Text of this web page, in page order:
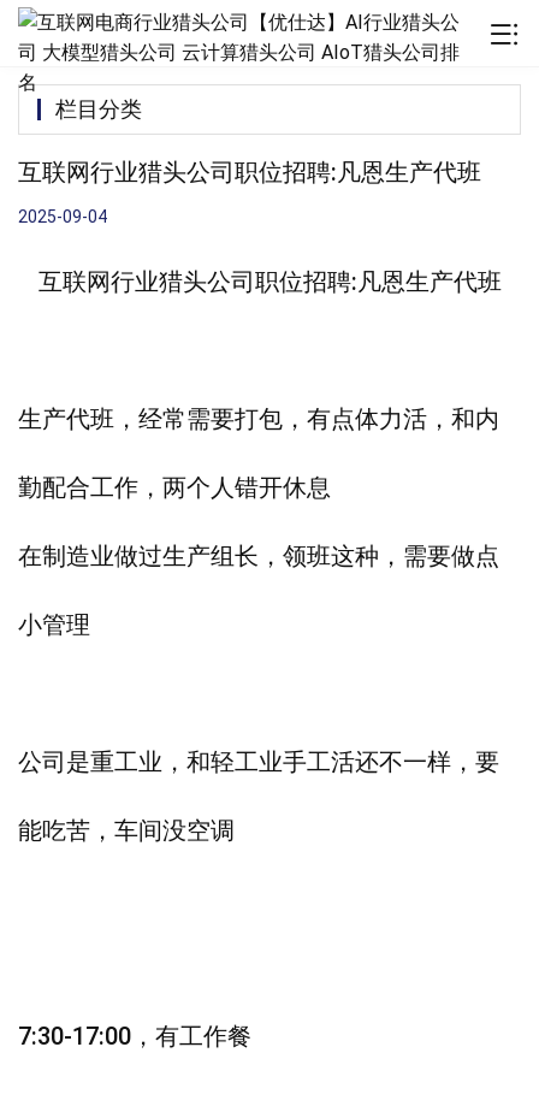
互联网行业猎头公司职位招聘:凡恩生产代班 ​
2025-09-04
互联网行业猎头公司职位招聘:凡恩生产代班
生产代班，经常需要打包，有点体力活，和内
勤配合工作，两个人错开休息
在制造业做过生产组长，领班这种，需要做点
小管理
公司是重工业，和轻工业手工活还不一样，要
能吃苦，车间没空调
7:30-17:00，有工作餐
栏目分类